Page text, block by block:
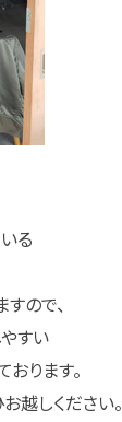
る
ので、
すい
ります。
越しください。